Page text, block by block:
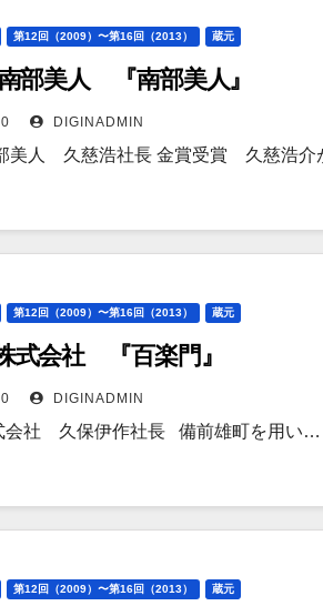
第12回（2009）〜第16回（2013） 蔵元
部美人 『南部美人』
DIGINADMIN
美人 久慈浩社長 金賞受賞 久慈浩介
第12回（2009）〜第16回（2013） 蔵元
式会社 『百楽門』
DIGINADMIN
会社 久保伊作社長 備前雄町を用い…
第12回（2009）〜第16回（2013） 蔵元